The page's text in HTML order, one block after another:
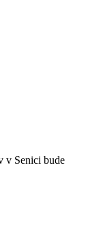
v Senici bude